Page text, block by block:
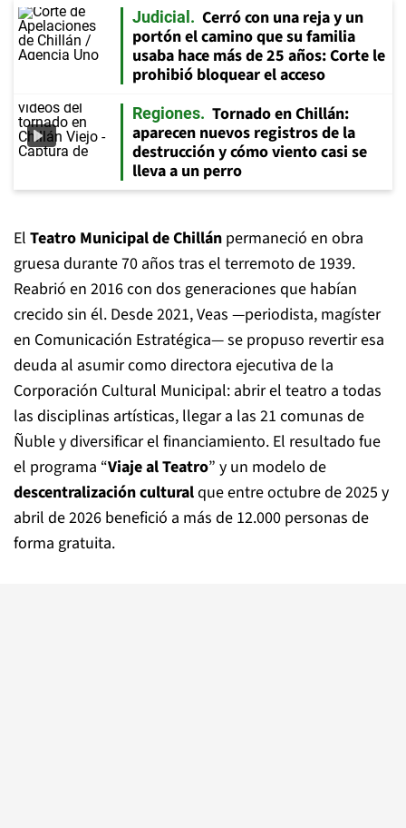
Judicial
Cerró con una reja y un
portón el camino que su familia
usaba hace más de 25 años: Corte le
prohibió bloquear el acceso
Regiones
Tornado en Chillán:
aparecen nuevos registros de la
destrucción y cómo viento casi se
lleva a un perro
El Teatro Municipal de Chillán permaneció en obra
gruesa durante 70 años tras el terremoto de 1939.
Reabrió en 2016 con dos generaciones que habían
crecido sin él. Desde 2021, Veas —periodista, magíster
en Comunicación Estratégica— se propuso revertir esa
deuda al asumir como directora ejecutiva de la
Corporación Cultural Municipal: abrir el teatro a todas
las disciplinas artísticas, llegar a las 21 comunas de
Ñuble y diversificar el financiamiento. El resultado fue
el programa “Viaje al Teatro” y un modelo de
descentralización culturalque entre octubre de 2025 y
abril de 2026 benefició a más de 12.000 personas de
forma gratuita.